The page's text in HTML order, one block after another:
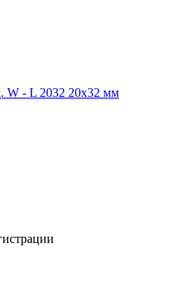
W - L 2032 20х32 мм